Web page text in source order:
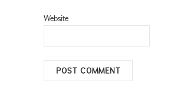
Website